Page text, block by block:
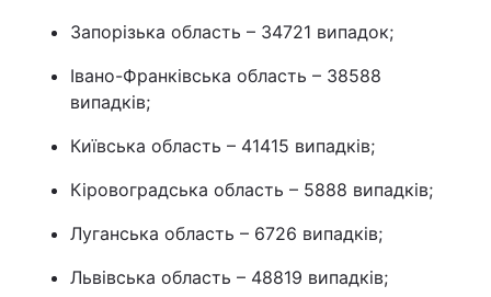
Запорізька область – 34721 випадок;
Івано-Франківська область – 38588
випадків;
Київська область – 41415 випадків;
Кіровоградська область – 5888 випадків;
Луганська область – 6726 випадків;
Львівська область – 48819 випадків;